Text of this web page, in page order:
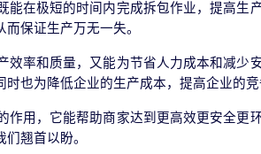
在极短的时间内完成拆包作业，提高
保证生产万无一失。
率和质量，又能为节省人力成本和减
也为降低企业的生产成本，提高企业的竞
用，它能帮助商家达到更高效更安全
翘首以盼。